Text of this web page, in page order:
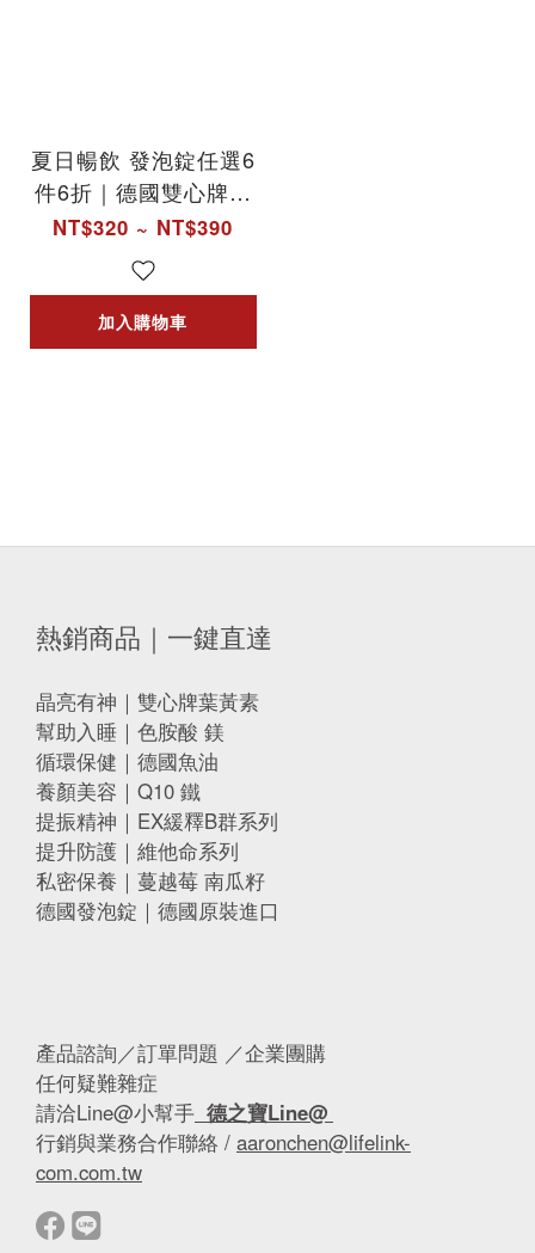
夏日暢飲 發泡錠任選6
件6折｜德國雙心牌發
泡錠 - 德之寶台灣官方
直營店(德國雙心)
NT$320 ~ NT$390
加入購物車
熱銷商品｜一鍵直達
晶亮有神｜雙心牌葉黃素
幫助入睡｜色胺酸 鎂
循環保健｜德國魚油
養顏美容｜Q10 鐵
提振精神｜EX緩釋B群系列
提升防護｜維他命系列
私密保養｜蔓越莓 南瓜籽
德國發泡錠｜德國原裝進口
產品諮詢／訂單問題 ／企業團購
任何疑難雜症
請洽Line@小幫手 德之寶Line@
行銷與業務合作聯絡 / aaronchen@lifelink-
com.com.tw